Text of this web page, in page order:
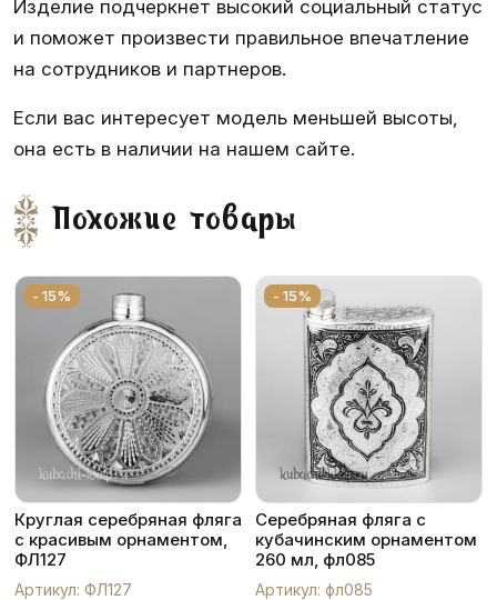
Изделие подчеркнет высокий социальный статус
и поможет произвести правильное впечатление
на сотрудников и партнеров.
Если вас интересует модель меньшей высоты,
она есть в наличии на нашем сайте.
Похожие товары
- 15%
Круглая серебряная фляга
с красивым орнаментом,
ФЛ127
Артикул: ФЛ127
- 15%
Серебряная фляга с
кубачинским орнаментом
260 мл, фл085
Артикул: фл085